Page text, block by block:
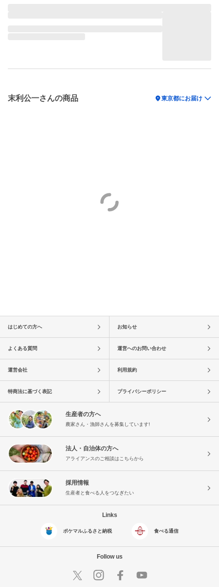
末利公一さんの商品 location_on東京都にお届け
はじめての方へ お知らせ
よくある質問 運営へのお問い合わせ
運営会社 利用規約
特商法に基づく表記 プライバシーポリシー
生産者の方へ
農家さん・漁師さんを募集しています!
法人・自治体の方へ
アライアンスのご相談はこちらから
採用情報
生産者と食べる人をつなぎたい
Links
ポケマルふるさと納税 食べる通信
Follow us